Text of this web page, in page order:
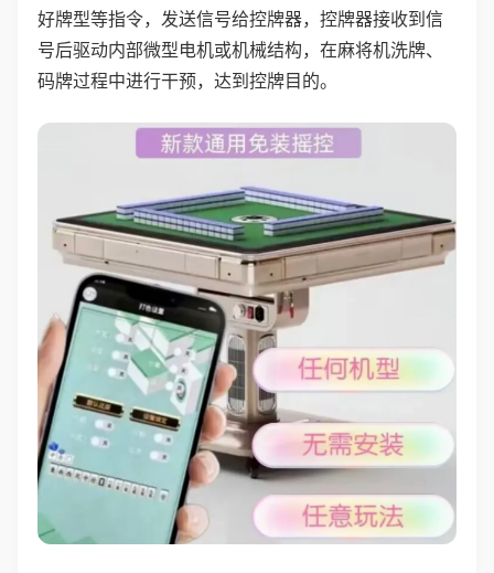
好牌型等指令，发送信号给控牌器，控牌器接收到信
号后驱动内部微型电机或机械结构，在麻将机洗牌、
码牌过程中进行干预，达到控牌目的。